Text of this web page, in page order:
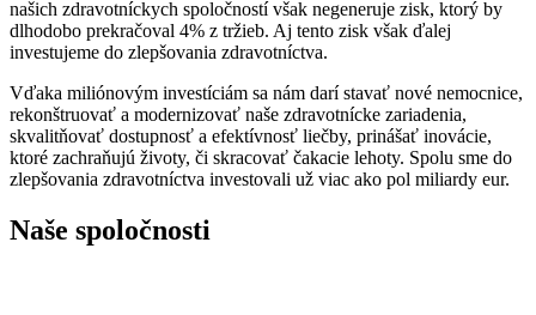
našich zdravotníckych spoločností však negeneruje zisk, ktorý by
dlhodobo prekračoval 4% z tržieb. Aj tento zisk však ďalej
investujeme do zlepšovania zdravotníctva.
Vďaka miliónovým investíciám sa nám darí stavať nové nemocnice,
rekonštruovať a modernizovať naše zdravotnícke zariadenia,
skvalitňovať dostupnosť a efektívnosť liečby, prinášať inovácie,
ktoré zachraňujú životy, či skracovať čakacie lehoty. Spolu sme do
zlepšovania zdravotníctva investovali už viac ako pol miliardy eur.
Naše spoločnosti